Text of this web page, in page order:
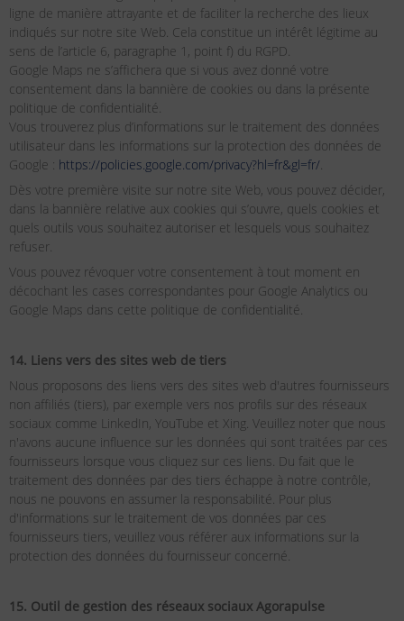
ligne de manière attrayante et de faciliter la recherche des lieux
indiqués sur notre site Web. Cela constitue un intérêt légitime au
sens de l’article 6, paragraphe 1, point f) du RGPD.
Google Maps ne s’affichera que si vous avez donné votre
consentement dans la bannière de cookies ou dans la présente
politique de confidentialité.
Vous trouverez plus d’informations sur le traitement des données
utilisateur dans les informations sur la protection des données de
Google : https://policies.google.com/privacy?hl=fr&gl=fr/
Dès votre première visite sur notre site Web, vous pouvez décider,
dans la bannière relative aux cookies qui s’ouvre, quels cookies et
quels outils vous souhaitez autoriser et lesquels vous souhaitez
refuser.
Vous pouvez révoquer votre consentement à tout moment en
décochant les cases correspondantes pour Google Analytics ou
Google Maps dans cette politique de confidentialité.
14. Liens vers des sites web de tiers
Nous proposons des liens vers des sites web d'autres fournisseurs
non affiliés (tiers), par exemple vers nos profils sur des réseaux
sociaux comme LinkedIn, YouTube et Xing. Veuillez noter que nous
n'avons aucune influence sur les données qui sont traitées par ces
fournisseurs lorsque vous cliquez sur ces liens. Du fait que le
traitement des données par des tiers échappe à notre contrôle,
nous ne pouvons en assumer la responsabilité. Pour plus
d'informations sur le traitement de vos données par ces
fournisseurs tiers, veuillez vous référer aux informations sur la
protection des données du fournisseur concerné.
15. Outil de gestion des réseaux sociaux Agorapulse